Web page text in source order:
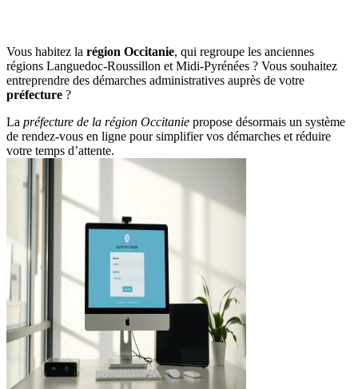
Vous habitez la région Occitanie, qui regroupe les anciennes
régions Languedoc-Roussillon et Midi-Pyrénées ? Vous souhaitez
entreprendre des démarches administratives auprès de votre
préfecture ?
La préfecture de la région Occitanie propose désormais un système
de rendez-vous en ligne pour simplifier vos démarches et réduire
votre temps d’attente.